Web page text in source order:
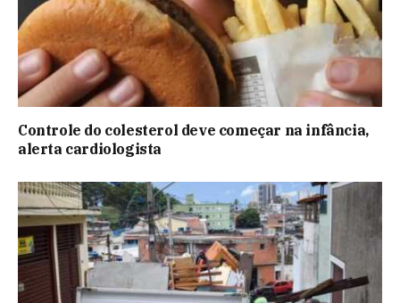
Controle do colesterol deve começar na infância,
alerta cardiologista